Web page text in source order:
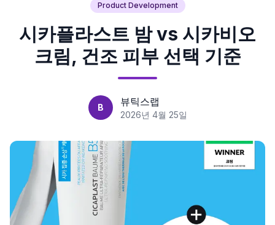
성분분석
나의 스킨케어
루틴탐색
제품비교
Product Development
시카플라스트 밤 vs 시카비오
크림, 건조 피부 선택 기준
B 뷰틱스랩
2026년 4월 25일